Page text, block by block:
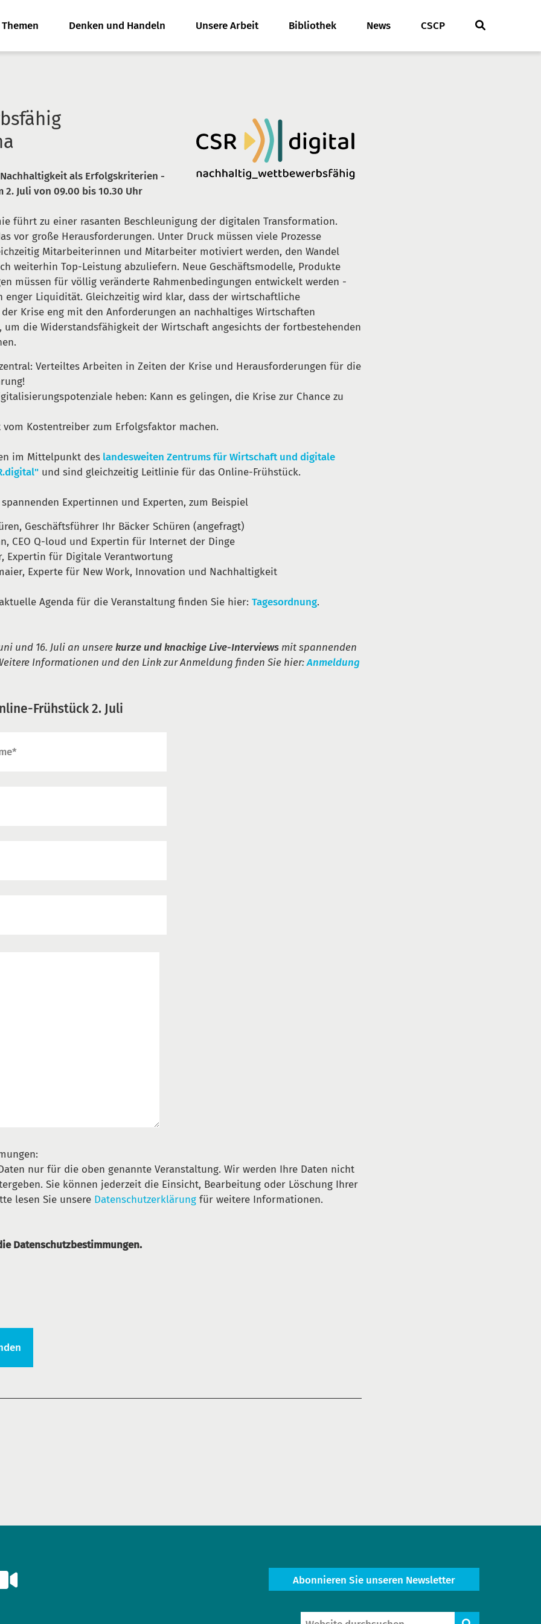
Denken und Handeln Unsere Arbeit Bibliothek News CSCP
als Erfolgskriterien -
2. Juli von 09.00 bis 10.30 Uhr
führt zu einer rasanten Beschleunigung der digitalen Transformation.
vor große Herausforderungen. Unter Druck müssen viele Prozesse
Mitarbeiterinnen und Mitarbeiter motiviert werden, den Wandel
weiterhin Top-Leistung abzuliefern. Neue Geschäftsmodelle, Produkte
müssen für völlig veränderte Rahmenbedingungen entwickelt werden -
enger Liquidität. Gleichzeitig wird klar, dass der wirtschaftliche
Krise eng mit den Anforderungen an nachhaltiges Wirtschaften
die Widerstandsfähigkeit der Wirtschaft angesichts der fortbestehenden
Verteiltes Arbeiten in Zeiten der Krise und Herausforderungen für die
heben: Kann es gelingen, die Krise zur Chance zu
Kostentreiber zum Erfolgsfaktor machen.
im Mittelpunkt des landesweiten Zentrums für Wirtschaft und digitale
und sind gleichzeitig Leitlinie für das Online-Frühstück.
Expertinnen und Experten, zum Beispiel
Geschäftsführer Ihr Bäcker Schüren (angefragt)
CEO Q-loud und Expertin für Internet der Dinge
Expertin für Digitale Verantwortung
Experte für New Work, Innovation und Nachhaltigkeit
Agenda für die Veranstaltung finden Sie hier: Tagesordnung.
und 16. Juli an unserekurze und knackige Live-Interviews mit spannenden
Informationen und den Link zur Anmeldung finden Sie hier:Anmeldung
Frühstück 2. Juli
nur für die oben genannte Veranstaltung. Wir werden Ihre Daten nicht
Sie können jederzeit die Einsicht, Bearbeitung oder Löschung Ihrer
lesen Sie unsere Datenschutzerklärung für weitere Informationen.
Datenschutzbestimmungen.
Abonnieren Sie unseren Newsletter
Website